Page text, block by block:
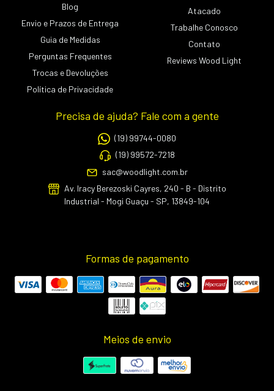
Blog
Envio e Prazos de Entrega
Guia de Medidas
Perguntas Frequentes
Trocas e Devoluções
Política de Privacidade
Atacado
Trabalhe Conosco
Contato
Reviews Wood Light
Precisa de ajuda? Fale com a gente
(19) 99744-0080
(19) 99572-7218
sac@woodlight.com.br
Av. Iracy Berezoski Cayres, 240 - B - Distrito
Industrial - Mogi Guaçu - SP, 13849-104
Formas de pagamento
Meios de envio